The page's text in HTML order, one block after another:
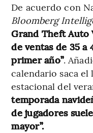
De acuerdo con
Bloomberg
Grand Theft Auto
de ventas de 35 a
primer año”.
calendario saca
estacional del
temporada
de jugadores
mayor”.